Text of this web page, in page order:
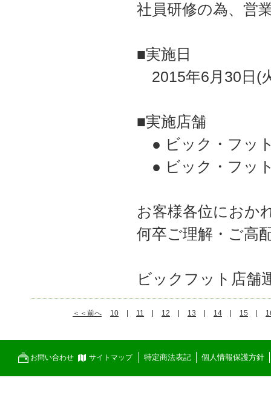
社員研修の為、営
■実施日
2015年6月30日(
■実施店舗
● ビック・フッ
● ビック・フッ
お客様各位におか
何卒ご理解・ご高
ビックフット店舗
＜＜前へ 10 11 12 13 14 15
お問い合わせ サイトマップ 特定商法表記 個人情報保護方針